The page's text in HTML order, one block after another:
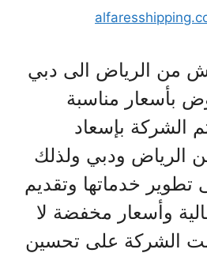
الرياض الى دبي
بأسعار مناسبة
الشركة بإسعاد
الرياض ودبي ولذلك
خدماتها وتقديم
وأسعار مخفضة لا
الشركة على تحسين